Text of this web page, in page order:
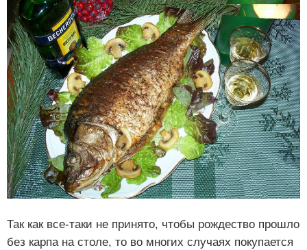
Так как все-таки не принято, чтобы рождество прошло
без карпа на столе, то во многих случаях покупается